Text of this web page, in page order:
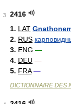
3
2416
1. LAT
2. RUS
3. ENG —
4. DEU —
5. FRA —
DICTIONNAIRE DES